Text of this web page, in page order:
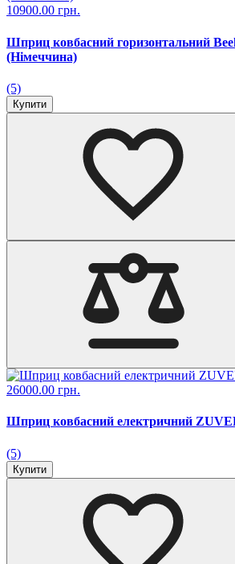
10900.00 грн.
Шприц ковбасний горизонтальний
(Німеччина)
(5)
Купити
26000.00 грн.
Шприц ковбасний електричний
(5)
Купити